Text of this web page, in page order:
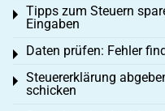
Tipps zum Steuern
Eingaben
Toggle menu
Daten prüfen: Fehler
Toggle menu
Steuererklärung
schicken
Toggle menu